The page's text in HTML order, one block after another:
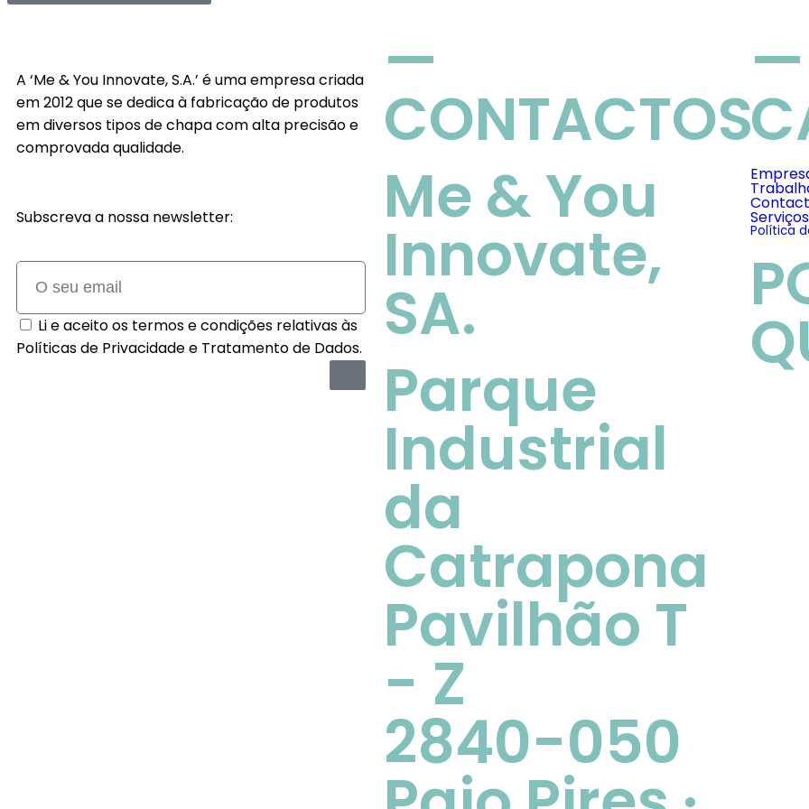
A ‘Me & You Innovate, S.A.’ é uma empresa criada
em 2012 que se dedica à fabricação de produtos
em diversos tipos de chapa com alta precisão e
comprovada qualidade.
Subscreva a nossa newsletter:
Li e aceito os termos e condições relativas às
Políticas de Privacidade e Tratamento de Dados.
—
CONTACTOS
Me & You
Innovate,
SA.
Parque
Industrial
da
Catrapona
Pavilhão T
- Z
2840-050
—
Política